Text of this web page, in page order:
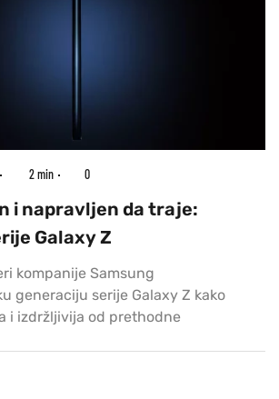
2 min 0
i napravljen da traje:
Galaxy Z
kompanije Samsung
generaciju serije Galaxy Z kako
i izdržljivija od prethodne